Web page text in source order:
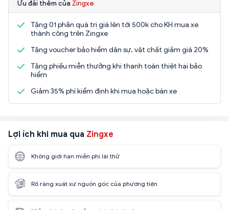
Ưu đãi thêm của Zingxe
Tặng 01 phần quà trị giá lên tới 500k cho KH mua xe
thành công trên Zingxe
Tặng voucher bảo hiểm dân sự, vật chất giảm giá 20%
Tặng phiếu miễn thưởng khi thanh toán thiệt hại bảo
hiểm
Giảm 35% phí kiểm định khi mua hoặc bán xe
Lợi ích khi mua qua Zingxe
Không giới hạn miễn phí lái thử
Rõ ràng xuất xứ nguồn gốc của phương tiện